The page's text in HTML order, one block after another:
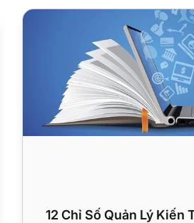
12 Chỉ Số Quản Lý Kiến Thức +
12 Chỉ Số Quản Lý Kiến